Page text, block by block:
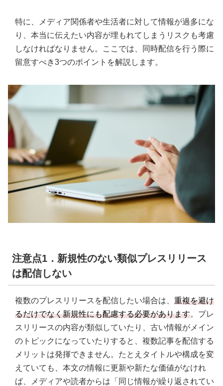
特に、メディア関係者や生活者に対して情報が過多にな
り、本当に伝えたい内容が埋もれてしまうリスクも考慮
しなければなりません。ここでは、同時配信を行う際に
留意すべき3つのポイントを解説します。
注意点1．新規性のない類似プレスリリース
は配信しない
複数のプレスリリースを配信したい場合は、 重複を避け
るだけでなく新規性にも配慮する必要があります。プレ
スリリースの内容が類似していたり、古い情報がメイン
のトピックになっていたりすると、複数記事を配信する
メリットは発揮できません。たとえタイトルや構成を変
えていても、本文の情報に更新や新たな価値がなけれ
ば、メディアや読者からは「同じ情報が繰り返されてい